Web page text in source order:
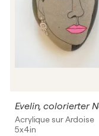
Acrylique sur Ardoise
5x4in